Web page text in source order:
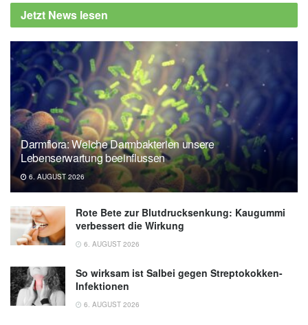
Jetzt News lesen
Darmflora: Welche Darmbakterien unsere
Lebenserwartung beeinflussen
6. AUGUST 2026
Rote Bete zur Blutdrucksenkung: Kaugummi
verbessert die Wirkung
6. AUGUST 2026
So wirksam ist Salbei gegen Streptokokken-
Infektionen
6. AUGUST 2026